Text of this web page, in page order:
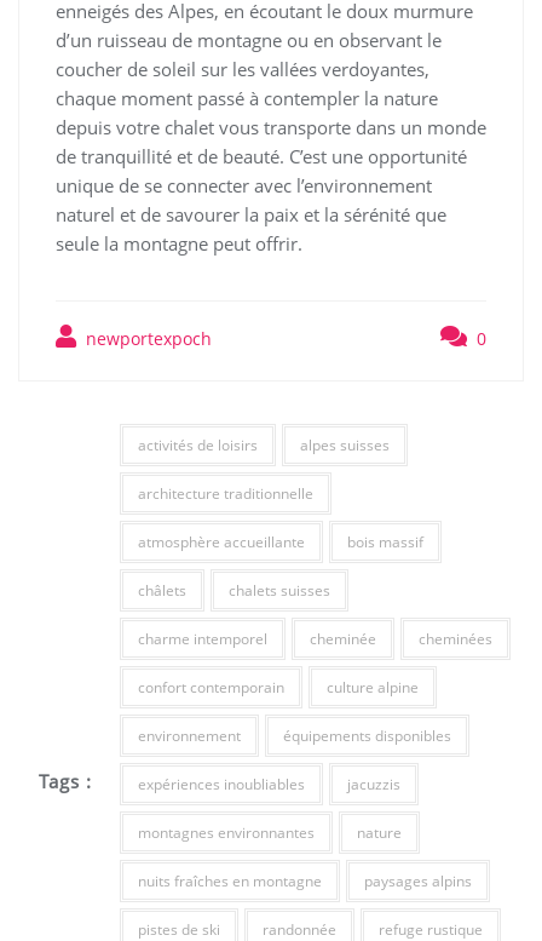
enneigés des Alpes, en écoutant le doux murmure
d’un ruisseau de montagne ou en observant le
coucher de soleil sur les vallées verdoyantes,
chaque moment passé à contempler la nature
depuis votre chalet vous transporte dans un monde
de tranquillité et de beauté. C’est une opportunité
unique de se connecter avec l’environnement
naturel et de savourer la paix et la sérénité que
seule la montagne peut offrir.
newportexpoch 0
Tags :
activités de loisirs alpes suisses
architecture traditionnelle
atmosphère accueillante bois massif
châlets chalets suisses
charme intemporel cheminée cheminées
confort contemporain culture alpine
environnement équipements disponibles
expériences inoubliables jacuzzis
montagnes environnantes nature
nuits fraîches en montagne paysages alpins
pistes de ski randonnée refuge rustique